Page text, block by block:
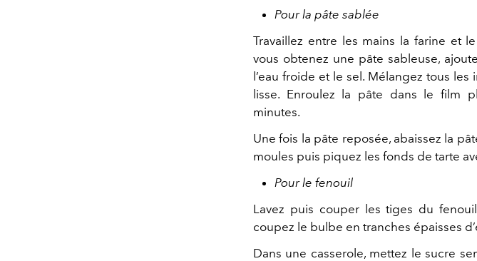
Pour la pâte sablée
Travaillez entre les mains la farine et
vous obtenez une pâte sableuse,
l’eau froide et le sel. Mélangez tous les
lisse. Enroulez la pâte dans le film
minutes.
Une fois la pâte reposée, abaissez la
moules puis piquez les fonds de tarte
Pour le fenouil
Lavez puis couper les tiges du
coupez le bulbe en tranches épaisses
Dans une casserole, mettez le sucre